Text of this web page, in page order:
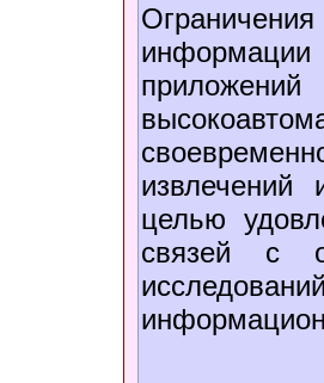
информации
извлечений
целью
связей с